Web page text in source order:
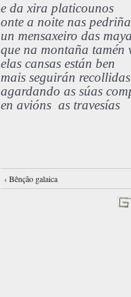
e da xira platicounos
onte a noite nas
un mensaxeiro das
que na montaña
elas cansas están ben
mais seguirán recollidas
agardando as súas
en avións as travesías
‹ Bênção galaica